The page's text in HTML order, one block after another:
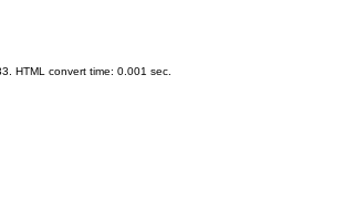
HTML convert time: 0.001 sec.